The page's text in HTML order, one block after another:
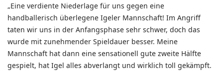
„Eine verdiente Niederlage für uns gegen eine
handballerisch überlegene Igeler Mannschaft! Im Angriff
taten wir uns in der Anfangsphase sehr schwer, doch das
wurde mit zunehmender Spieldauer besser. Meine
Mannschaft hat dann eine sensationell gute zweite Hälfte
gespielt, hat Igel alles abverlangt und wirklich toll gekämpft.